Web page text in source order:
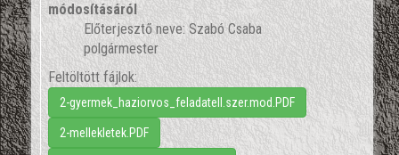
módosításáról
Előterjesztő neve: Szabó Csaba
polgármester
Feltöltött fájlok:
2-gyermek_haziorvos_feladatell.szer.mod.PDF
2-mellekletek.PDF